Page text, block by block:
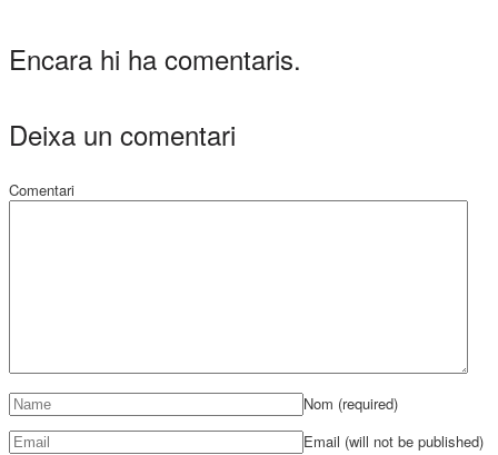
Encara hi ha comentaris.
Deixa un comentari
Comentari
Nom (required)
Email (will not be published)